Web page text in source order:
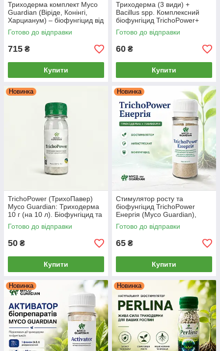
Триходерма комплект Myco
Guardian (Віріде, Конінгі,
Харцианум) – біофунгіцид від
фітофторозу, сірої гнилі,
фузаріозу 3 шт * 0.5 л
Готово до відправки
715 ₴
Купити
Триходерма (3 види) +
Bacillus spp. Комплексний
біофунгіцид TrichoPower+
(Myco Guardian), 10 г
Готово до відправки
60 ₴
Купити
Новинка
TrichoPower (ТрихоПавер)
Myco Guardian: Триходерма
10 г (на 10 л). Біофунгіцид та
укорінювач
Готово до відправки
50 ₴
Купити
Новинка
Стимулятор росту та
біофунгіцид TrichoPower
Енергія (Myco Guardian),
Триходерма + Ламінарія, 10 г
Готово до відправки
65 ₴
Купити
Новинка Новинка